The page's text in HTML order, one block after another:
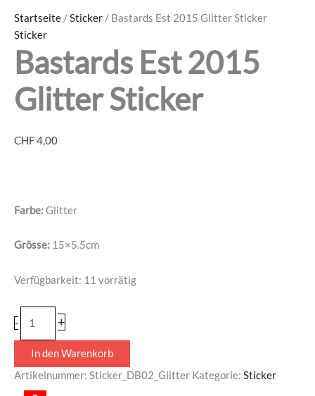
Startseite /Sticker / Bastards Est 2015 Glitter Sticker
Sticker
Bastards Est 2015
Glitter Sticker
CHF4,00
Farbe:Glitter
Grösse: 15×5.5cm
Verfügbarkeit: 11 vorrätig
- +
In den Warenkorb
Artikelnummer: Sticker_DB02_Glitter Kategorie: Sticker